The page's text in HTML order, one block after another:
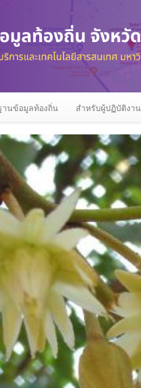
านข้อมูลท้องถิ่น สำหรับผู้ปฏิบัติงาน